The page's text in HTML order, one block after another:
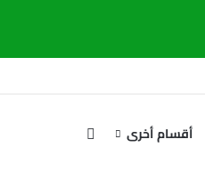
أقسام أخرى